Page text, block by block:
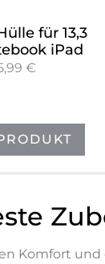
für 13,3
iPad
€
Komfort